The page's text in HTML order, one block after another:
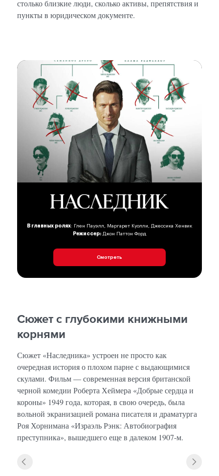
столько близкие люди, сколько активы, препятствия и
пункты в юридическом документе.
В главных ролях: Глен Пауэлл, Маргарет Куолли, Джессика Хенвик
Режиссер: Джон Паттон Форд
Смотреть
Сюжет с глубокими книжными
корнями
Сюжет «Наследника» устроен не просто как
очередная история о плохом парне с выдающимися
скулами. Фильм — современная версия британской
черной комедии Роберта Хеймера «Добрые сердца и
короны» 1949 года, которая, в свою очередь, была
вольной экранизацией романа писателя и драматурга
Роя Хорнимана «Израэль Рэнк: Автобиография
преступника», вышедшего еще в далеком 1907-м.